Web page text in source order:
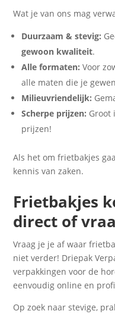
Wat je van ons mag
Duurzaam & stevig:
gewoon kwaliteit.
Alle formaten: Voor
alle maten die je
Milieuvriendelijk:
Scherpe prijzen: Groot
prijzen!
Als het om frietbakjes
kennis van zaken.
Frietbakjes
direct of
Vraag je je af waar
niet verder! Driepak
verpakkingen voor de
eenvoudig online en
Op zoek naar stevige,